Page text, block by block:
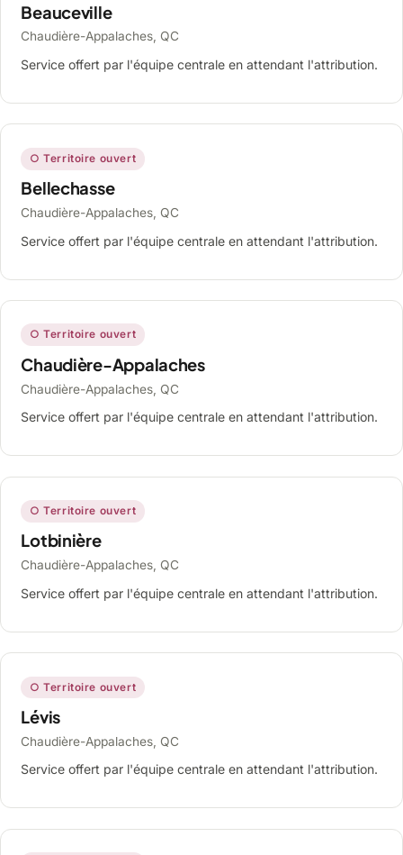
Beauceville
Chaudière-Appalaches, QC
Service offert par l'équipe centrale en attendant l'attribution.
○ Territoire ouvert
Bellechasse
Chaudière-Appalaches, QC
Service offert par l'équipe centrale en attendant l'attribution.
○ Territoire ouvert
Chaudière-Appalaches
Chaudière-Appalaches, QC
Service offert par l'équipe centrale en attendant l'attribution.
○ Territoire ouvert
Lotbinière
Chaudière-Appalaches, QC
Service offert par l'équipe centrale en attendant l'attribution.
○ Territoire ouvert
Lévis
Chaudière-Appalaches, QC
Service offert par l'équipe centrale en attendant l'attribution.